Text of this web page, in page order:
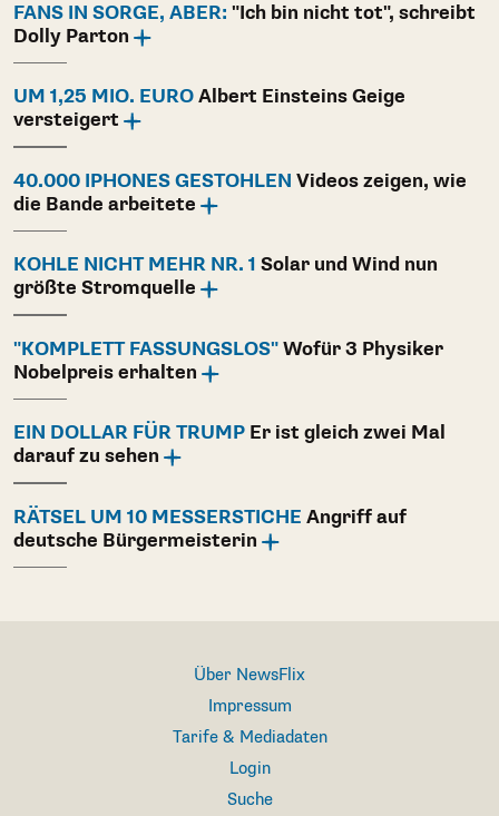
FANS IN SORGE, ABER: "Ich bin nicht tot", schreibt
Dolly Parton
UM 1,25 MIO. EURO Albert Einsteins Geige
versteigert
40.000 IPHONES GESTOHLEN Videos zeigen, wie
die Bande arbeitete
KOHLE NICHT MEHR NR. 1 Solar und Wind nun
größte Stromquelle
"KOMPLETT FASSUNGSLOS" Wofür 3 Physiker
Nobelpreis erhalten
EIN DOLLAR FÜR TRUMP Er ist gleich zwei Mal
darauf zu sehen
RÄTSEL UM 10 MESSERSTICHE Angriff auf
deutsche Bürgermeisterin
Über NewsFlix
Impressum
Tarife & Mediadaten
Login
Suche